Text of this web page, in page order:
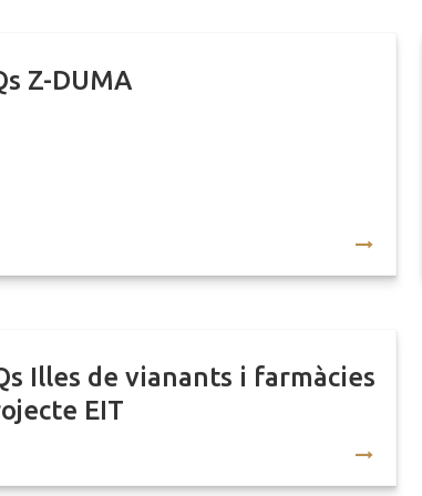
Z-DUMA
Illes de vianants i farmàcies
EIT